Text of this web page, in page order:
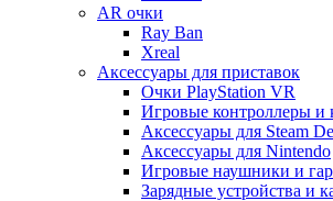
AR очки
Ray Ban
Xreal
Аксессуары для приставок
Очки PlayStation VR
Игровые контроллеры и
Аксессуары для Steam
Аксессуары для Nintendo
Игровые наушники и
Зарядные устройства и